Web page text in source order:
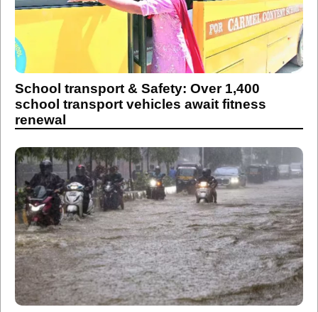
School transport & Safety: Over 1,400
school transport vehicles await fitness
renewal